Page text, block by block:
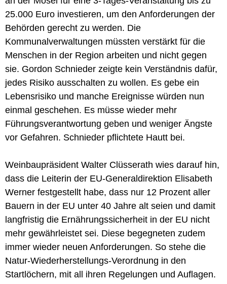
25.000 Euro investieren, um den Anforderungen der
Behörden gerecht zu werden. Die
Kommunalverwaltungen müssten verstärkt für die
Menschen in der Region arbeiten und nicht gegen
sie. Gordon Schnieder zeigte kein Verständnis dafür,
jedes Risiko ausschalten zu wollen. Es gebe ein
Lebensrisiko und manche Ereignisse würden nun
einmal geschehen. Es müsse wieder mehr
Führungsverantwortung geben und weniger Ängste
vor Gefahren. Schnieder pflichtete Hautt bei.
Weinbaupräsident Walter Clüsserath wies darauf hin,
dass die Leiterin der EU-Generaldirektion Elisabeth
Werner festgestellt habe, dass nur 12 Prozent aller
Bauern in der EU unter 40 Jahre alt seien und damit
langfristig die Ernährungssicherheit in der EU nicht
mehr gewährleistet sei. Diese begegneten zudem
immer wieder neuen Anforderungen. So stehe die
Natur-Wiederherstellungs-Verordnung in den
Startlöchern, mit all ihren Regelungen und Auflagen.